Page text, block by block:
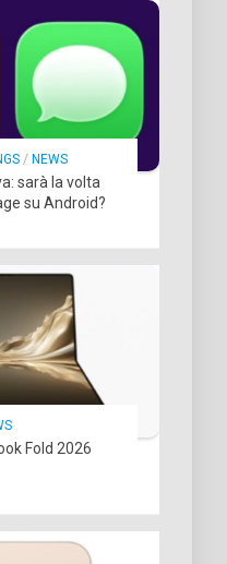
/ NEWS
sarà la volta
su Android?
Fold 2026